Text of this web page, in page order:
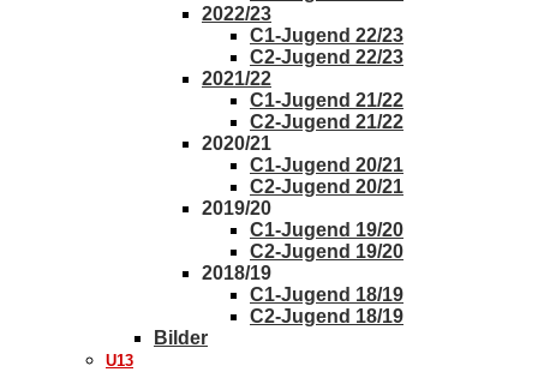
2022/23
C1-Jugend 22/23
C2-Jugend 22/23
2021/22
C1-Jugend 21/22
C2-Jugend 21/22
2020/21
C1-Jugend 20/21
C2-Jugend 20/21
2019/20
C1-Jugend 19/20
C2-Jugend 19/20
2018/19
C1-Jugend 18/19
C2-Jugend 18/19
Bilder
U13